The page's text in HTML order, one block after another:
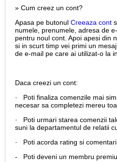
» Cum creez un cont?
Apasa pe butonul Creeaza cont
numele, prenumele, adresa de
pentru noul cont. Apoi apesi din
si in scurt timp vei primi un
de e-mail pe care ai utilizat-o la
Daca creezi un cont:
· Poti finaliza comenzile mai
necesar sa completezi mereu
· Poti urmari starea comenzii
suni la departamentul de relatii
· Poti acorda rating si
- Poti deveni un membru